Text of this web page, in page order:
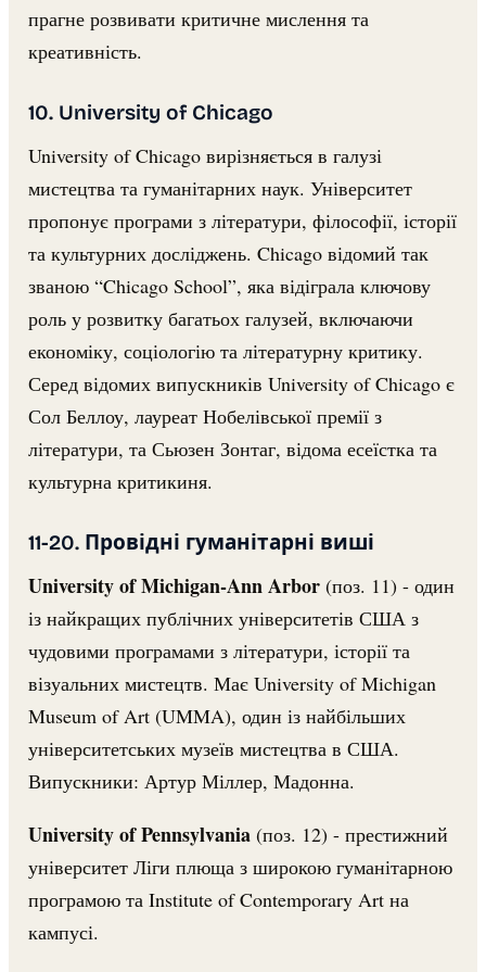
прагне розвивати критичне мислення та
креативність.
10. University of Chicago
University of Chicago вирізняється в галузі
мистецтва та гуманітарних наук. Університет
пропонує програми з літератури, філософії, історії
та культурних досліджень. Chicago відомий так
званою “Chicago School”, яка відіграла ключову
роль у розвитку багатьох галузей, включаючи
економіку, соціологію та літературну критику.
Серед відомих випускників University of Chicago є
Сол Беллоу, лауреат Нобелівської премії з
літератури, та Сьюзен Зонтаг, відома есеїстка та
культурна критикиня.
11-20. Провідні гуманітарні виші
University of Michigan-Ann Arbor (поз. 11) - один
із найкращих публічних університетів США з
чудовими програмами з літератури, історії та
візуальних мистецтв. Має University of Michigan
Museum of Art (UMMA), один із найбільших
університетських музеїв мистецтва в США.
Випускники: Артур Міллер, Мадонна.
University of Pennsylvania (поз. 12) - престижний
університет Ліги плюща з широкою гуманітарною
програмою та Institute of Contemporary Art на
кампусі.